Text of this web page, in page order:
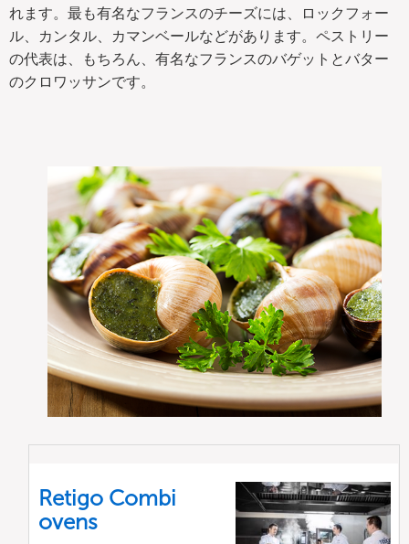
れます。最も有名なフランスのチーズには、ロックフォー
ル、カンタル、カマンベールなどがあります。ペストリー
の代表は、もちろん、有名なフランスのバゲットとバター
のクロワッサンです。
Retigo Combi
ovens